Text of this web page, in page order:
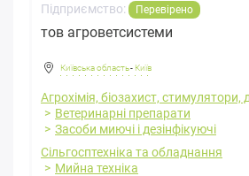
Підприємство: Перевірено
тов агроветсистеми
Київська область- Київ
Агрохімія, біозахист, стимулятори,
Ветеринарні препарати
Засоби миючі і дезінфікуючі
Сільгосптехніка та обладнання
Мийна техніка